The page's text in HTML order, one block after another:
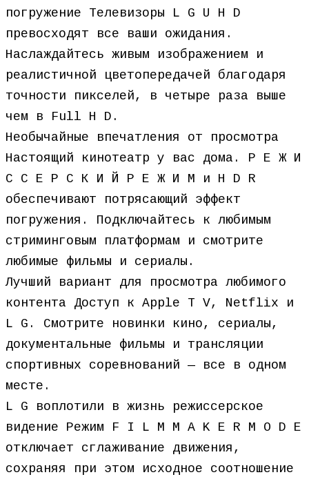
погружение Телевизоры L G U H D
превосходят все ваши ожидания.
Наслаждайтесь живым изображением и
реалистичной цветопередачей благодаря
точности пикселей, в четыре раза выше
чем в Full H D.
Необычайные впечатления от просмотра
Настоящий кинотеатр у вас дома. Р Е Ж И
С С Е Р С К И Й Р Е Ж И М и H D R
обеспечивают потрясающий эффект
погружения. Подключайтесь к любимым
стриминговым платформам и смотрите
любимые фильмы и сериалы.
Лучший вариант для просмотра любимого
контента Доступ к Apple T V, Netflix и
L G. Смотрите новинки кино, сериалы,
документальные фильмы и трансляции
спортивных соревнований — все в одном
месте.
L G воплотили в жизнь режиссерское
видение Режим F I L M M A K E R M O D E
отключает сглаживание движения,
сохраняя при этом исходное соотношение